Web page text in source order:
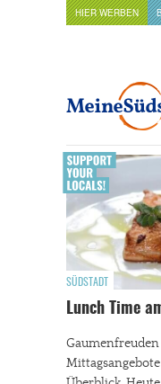
HIER WERBEN
SÜDSTADT
Lunch Time